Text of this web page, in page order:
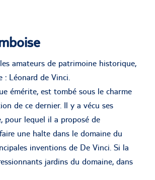
amateurs de patrimoine historique,
: Léonard de Vinci.
émérite, est tombé sous le charme
de ce dernier. Il y a vécu ses
pour lequel il a proposé de
une halte dans le domaine du
inventions de De Vinci. Si la
jardins du domaine, dans